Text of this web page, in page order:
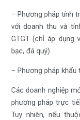
– Phương pháp tính
với doanh thu và
GTGT (chỉ áp dụng
bạc, đá quý)
– Phương pháp khấu
Các doanh nghiệp
phương pháp trực
Tuy nhiên, nếu